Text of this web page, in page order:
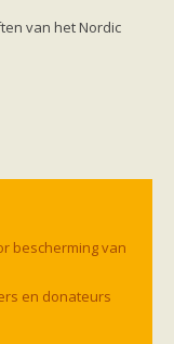
van het Nordic
bescherming van
en donateurs